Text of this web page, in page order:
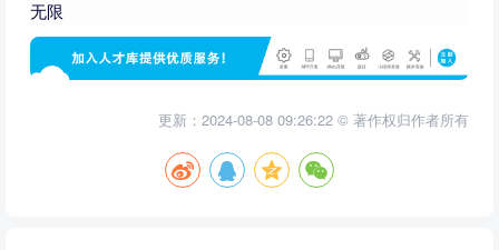
无限
更新：2024-08-08 09:26:22 © 著作权归作者所有